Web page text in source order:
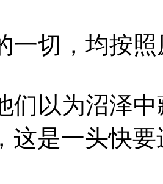
切，均按照
以为沼泽中
这是一头快